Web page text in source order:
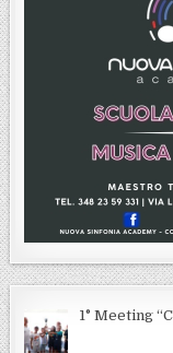
1° Meeting